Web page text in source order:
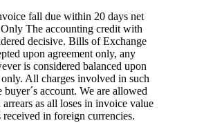
fall due within 20 days net
The accounting credit with
decisive. Bills of Exchange
upon agreement only, any
is considered balanced upon
All charges involved in such
buyer´s account. We are allowed
arrears as all loses in invoice value
in foreign currencies.